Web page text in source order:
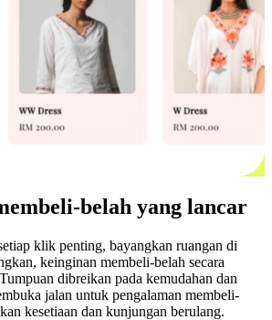
belah yang lancar
klik penting, bayangkan ruangan di
keinginan membeli-belah secara
dibreikan pada kemudahan dan
jalan untuk pengalaman membeli-
kesetiaan dan kunjungan berulang.